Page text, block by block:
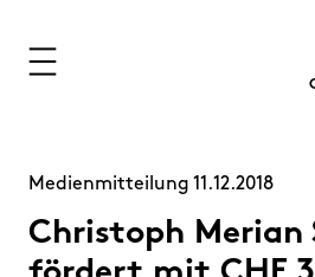
Projekte
Förderung
Medienmitteilung 11.12.2018
Christoph